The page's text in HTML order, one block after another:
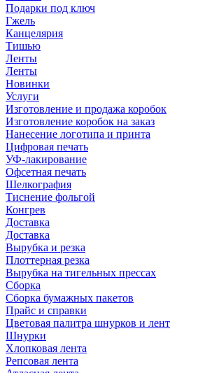
Подарки под ключ
Гжель
Канцелярия
Тишью
Ленты
Ленты
Новинки
Услуги
Изготовление и продажа коробок
Изготовление коробок на заказ
Нанесение логотипа и принта
Цифровая печать
УФ-лакирование
Офсетная печать
Шелкография
Тиснение фольгой
Конгрев
Доставка
Доставка
Вырубка и резка
Плоттерная резка
Вырубка на тигельных прессах
Сборка
Сборка бумажных пакетов
Прайс и справки
Цветовая палитра шнурков и лент
Шнурки
Хлопковая лента
Репсовая лента